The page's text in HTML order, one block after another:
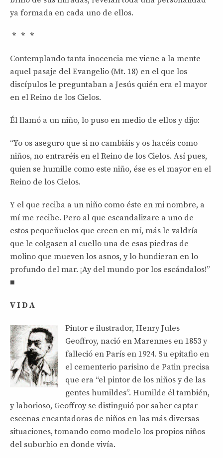
ya formada en cada uno de ellos.
* * *
Contemplando tanta inocencia me viene a la mente
aquel pasaje del Evangelio (Mt. 18) en el que los
discípulos le preguntaban a Jesús quién era el mayor
en el Reino de los Cielos.
Él llamó a un niño, lo puso en medio de ellos y dijo:
“Yo os aseguro que si no cambiáis y os hacéis como
niños, no entraréis en el Reino de los Cielos. Así pues,
quien se humille como este niño, ése es el mayor en el
Reino de los Cielos.
Y el que reciba a un niño como éste en mi nombre, a
mí me recibe. Pero al que escandalizare a uno de
estos pequeñuelos que creen en mí, más le valdría
que le colgasen al cuello una de esas piedras de
molino que mueven los asnos, y lo hundieran en lo
profundo del mar. ¡Ay del mundo por los escándalos!”
■
V I D A
Pintor e ilustrador, Henry Jules
Geoffroy, nació en Marennes en 1853 y
falleció en París en 1924. Su epitafio en
el cementerio parisino de Patin precisa
que era “el pintor de los niños y de las
gentes humildes”. Humilde él también,
y laborioso, Geoffroy se distinguió por saber captar
escenas encantadoras de niños en las más diversas
situaciones, tomando como modelo los propios niños
del suburbio en donde vivía.